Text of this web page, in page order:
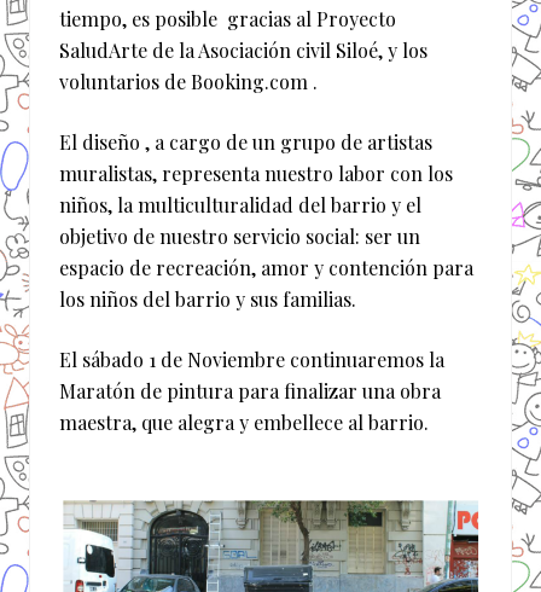
tiempo, es posible gracias al Proyecto
SaludArte de la Asociación civil Siloé, y los
voluntarios de Booking.com .
El diseño , a cargo de un grupo de artistas
muralistas, representa nuestro labor con los
niños, la multiculturalidad del barrio y el
objetivo de nuestro servicio social: ser un
espacio de recreación, amor y contención para
los niños del barrio y sus familias.
El sábado 1 de Noviembre continuaremos la
Maratón de pintura para finalizar una obra
maestra, que alegra y embellece al barrio.